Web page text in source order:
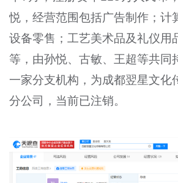
悦，经营范围包括广告制作；计
设备零售；工艺美术品及礼仪用
等，由孙悦、古敏、王超等共同
一家分支机构，为成都翌星文化
分公司，当前已注销。